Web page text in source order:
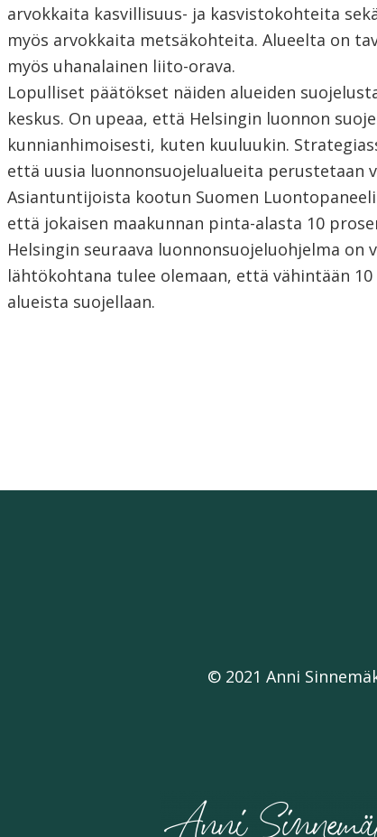
arvokkaita kasvillisuus- ja kasvistokohteita
myös arvokkaita metsäkohteita. Alueelta on
myös uhanalainen liito-orava.
Lopulliset päätökset näiden alueiden
keskus. On upeaa, että Helsingin luonnon
kunnianhimoisesti, kuten kuuluukin.
että uusia luonnonsuojelualueita perustetaan
Asiantuntijoista kootun Suomen
että jokaisen maakunnan pinta-alasta 10
Helsingin seuraava luonnonsuojeluohjelma on
lähtökohtana tulee olemaan, että vähintään
alueista suojellaan.
© 2021 Anni